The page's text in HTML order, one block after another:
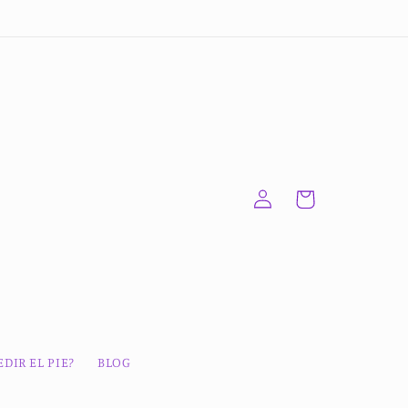
EL PIE? BLOG
Iniciar
sesión
Carrito